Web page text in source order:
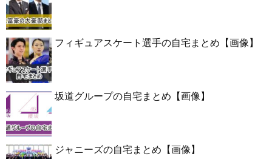
フィギュアスケート選手の自宅まとめ【画像】
坂道グループの自宅まとめ【画像】
ジャニーズの自宅まとめ【画像】